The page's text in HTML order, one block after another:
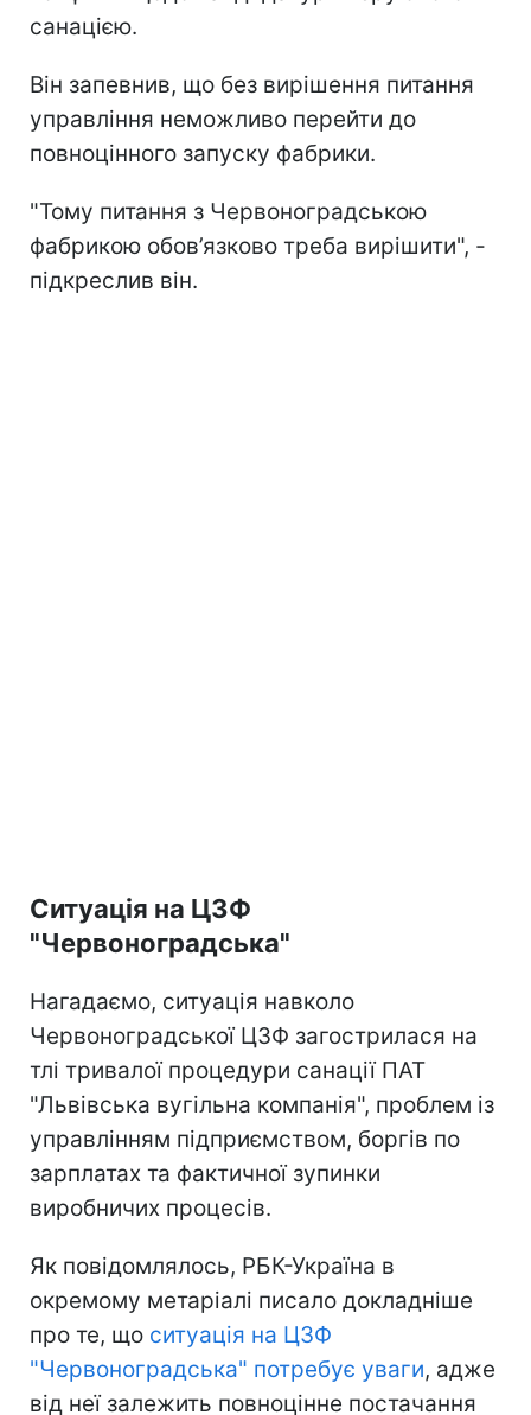
санацією.
Він запевнив, що без вирішення питання
управління неможливо перейти до
повноцінного запуску фабрики.
"Тому питання з Червоноградською
фабрикою обов’язково треба вирішити", -
підкреслив він.
Ситуація на ЦЗФ
"Червоноградська"
Нагадаємо, ситуація навколо
Червоноградської ЦЗФ загострилася на
тлі тривалої процедури санації ПАТ
"Львівська вугільна компанія", проблем із
управлінням підприємством, боргів по
зарплатах та фактичної зупинки
виробничих процесів.
Як повідомлялось, РБК-Україна в
окремому метаріалі писало докладніше
про те, що ситуація на ЦЗФ
"Червоноградська" потребує уваги, адже
від неї залежить повноцінне постачання